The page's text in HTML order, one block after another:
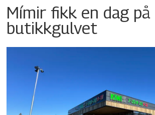
Mímir fikk en dag på
butikkgulvet